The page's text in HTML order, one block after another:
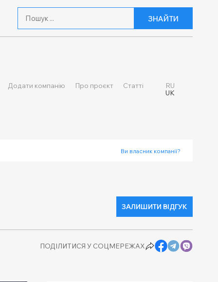
ЗНАЙТИ
Додати компанію Про проєкт Статті
RU
UK
Ви власник компанії?
ЗАЛИШИТИ ВІДГУК
ПОДІЛИТИСЯ У СОЦМЕРЕЖАХ